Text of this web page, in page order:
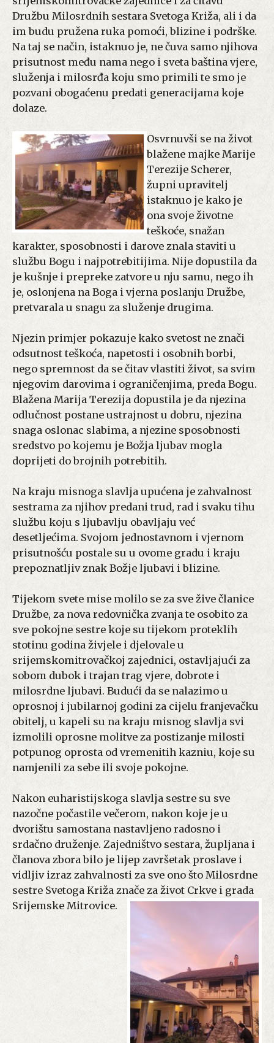
Družbu Milosrdnih sestara Svetoga Križa, ali i da
im budu pružena ruka pomoći, blizine i podrške.
Na taj se način, istaknuo je, ne čuva samo njihova
prisutnost među nama nego i sveta baština vjere,
služenja i milosrđa koju smo primili te smo je
pozvani obogaćenu predati generacijama koje
dolaze.
Osvrnuvši se na život
blažene majke Marije
Terezije Scherer,
župni upravitelj
istaknuo je kako je
ona svoje životne
teškoće, snažan
karakter, sposobnosti i darove znala staviti u
službu Bogu i najpotrebitijima. Nije dopustila da
je kušnje i prepreke zatvore u nju samu, nego ih
je, oslonjena na Boga i vjerna poslanju Družbe,
pretvarala u snagu za služenje drugima.
Njezin primjer pokazuje kako svetost ne znači
odsutnost teškoća, napetosti i osobnih borbi,
nego spremnost da se čitav vlastiti život, sa svim
njegovim darovima i ograničenjima, preda Bogu.
Blažena Marija Terezija dopustila je da njezina
odlučnost postane ustrajnost u dobru, njezina
snaga oslonac slabima, a njezine sposobnosti
sredstvo po kojemu je Božja ljubav mogla
doprijeti do brojnih potrebitih.
Na kraju misnoga slavlja upućena je zahvalnost
sestrama za njihov predani trud, rad i svaku tihu
službu koju s ljubavlju obavljaju već
desetljećima. Svojom jednostavnom i vjernom
prisutnošću postale su u ovome gradu i kraju
prepoznatljiv znak Božje ljubavi i blizine.
Tijekom svete mise molilo se za sve žive članice
Družbe, za nova redovnička zvanja te osobito za
sve pokojne sestre koje su tijekom proteklih
stotinu godina živjele i djelovale u
srijemskomitrovačkoj zajednici, ostavljajući za
sobom dubok i trajan trag vjere, dobrote i
milosrdne ljubavi. Budući da se nalazimo u
oprosnoj i jubilarnoj godini za cijelu franjevačku
obitelj, u kapeli su na kraju misnog slavlja svi
izmolili oprosne molitve za postizanje milosti
potpunog oprosta od vremenitih kazniu, koje su
namjenili za sebe ili svoje pokojne.
Nakon euharistijskoga slavlja sestre su sve
nazočne počastile večerom, nakon koje je u
dvorištu samostana nastavljeno radosno i
srdačno druženje. Zajedništvo sestara, župljana i
članova zbora bilo je lijep završetak proslave i
vidljiv izraz zahvalnosti za sve ono što Milosrdne
sestre Svetoga Križa znače za život Crkve i grada
Srijemske Mitrovice.